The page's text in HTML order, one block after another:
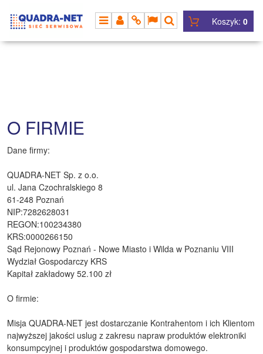
MENUPANELINFOLANGSZUKAJ Koszyk: 0
O FIRMIE
Dane firmy:
QUADRA-NET Sp. z o.o.
ul. Jana Czochralskiego 8
61-248 Poznań
NIP:7282628031
REGON:100234380
KRS:0000266150
Sąd Rejonowy Poznań - Nowe Miasto i Wilda w Poznaniu VIII
Wydział Gospodarczy KRS
Kapitał zakładowy 52.100 zł
O firmie:
Misja QUADRA-NET jest dostarczanie Kontrahentom i ich Klientom
najwyższej jakości uslug z zakresu napraw produktów elektroniki
konsumpcyjnej i produktów gospodarstwa domowego.